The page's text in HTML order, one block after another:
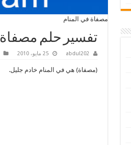
مصفاة في المنام
تفسير حلم مصفاة
abdul202 25 مايو، 2010
(مصفاة) هي في المنام خادم جليل.